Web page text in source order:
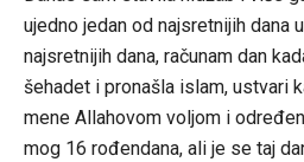
ujedno jedan od najsretnijih dana
najsretnijih dana, računam dan
šehadet i pronašla islam, ustvari
mene Allahovom voljom i
mog 16 rođendana, ali je se taj